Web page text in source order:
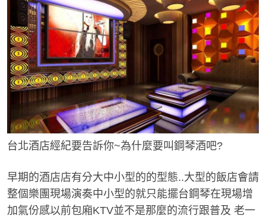
台北酒店經紀要告訴你~為什麼要叫鋼琴酒吧?
早期的酒店店有分大中小型的的型態..大型的飯店會請
整個樂團現場演奏中小型的就只能擺台鋼琴在現場增
加氣份感以前包廂KTV並不是那麼的流行跟普及 老一